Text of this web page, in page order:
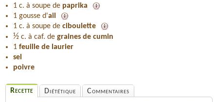
1 c. à soupe de paprika
1 gousse d'ail
1 c. à soupe de ciboulette
½ c. à caf. de graines de cumin
1 feuille de laurier
sel
poivre
Recette Diététique Commentaires